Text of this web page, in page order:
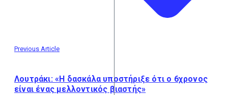
Previous Article
Λουτράκι: «Η δασκάλα υποστήριξε ότι ο 6χρονος
είναι ένας μελλοντικός βιαστής»